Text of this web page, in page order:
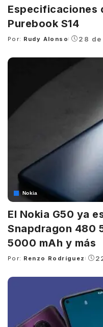
Especificaciones
Purebook S14
Posted
Por: Rudy Alonso 28 de
Nokia
El Nokia G50 ya
Snapdragon 480
5000 mAh y más
Posted
Por: Renzo Rodríguez